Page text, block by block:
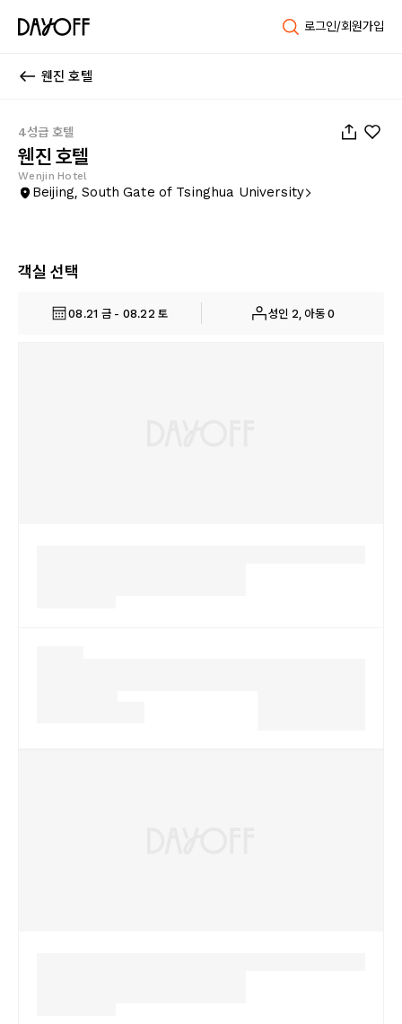
로그인/회원가입
웬진 호텔
4성급 호텔
웬진 호텔
Wenjin Hotel
Beijing, South Gate of Tsinghua University
객실 선택
08.21 금 - 08.22 토 성인 2, 아동 0